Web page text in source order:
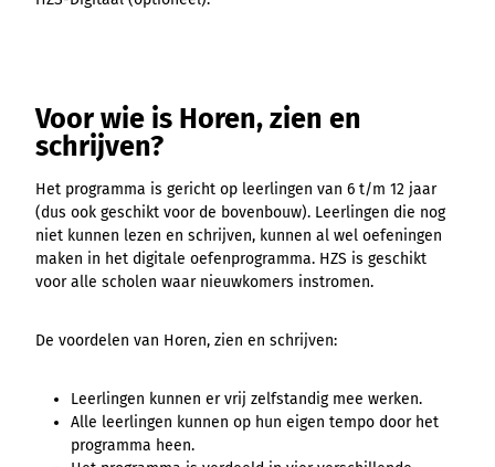
Voor wie is Horen, zien en
schrijven?
Het programma is gericht op leerlingen van 6 t/m 12 jaar
(dus ook geschikt voor de bovenbouw). Leerlingen die nog
niet kunnen lezen en schrijven, kunnen al wel oefeningen
maken in het digitale oefenprogramma. HZS is geschikt
voor alle scholen waar nieuwkomers instromen.
De voordelen van Horen, zien en schrijven:
Leerlingen kunnen er vrij zelfstandig mee werken.
Alle leerlingen kunnen op hun eigen tempo door het
programma heen.